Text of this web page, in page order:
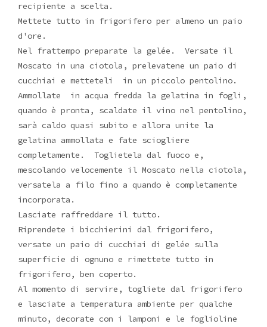
recipiente a scelta.
Mettete tutto in frigorifero per almeno un paio
d'ore.
Nel frattempo preparate la gelée. Versate il
Moscato in una ciotola, prelevatene un paio di
cucchiai e metteteli in un piccolo pentolino.
Ammollate in acqua fredda la gelatina in fogli,
quando è pronta, scaldate il vino nel pentolino,
sarà caldo quasi subito e allora unite la
gelatina ammollata e fate sciogliere
completamente. Toglietela dal fuoco e,
mescolando velocemente il Moscato nella ciotola,
versatela a filo fino a quando è completamente
incorporata.
Lasciate raffreddare il tutto.
Riprendete i bicchierini dal frigorifero,
versate un paio di cucchiai di gelée sulla
superficie di ognuno e rimettete tutto in
frigorifero, ben coperto.
Al momento di servire, togliete dal frigorifero
e lasciate a temperatura ambiente per qualche
minuto, decorate con i lamponi e le foglioline